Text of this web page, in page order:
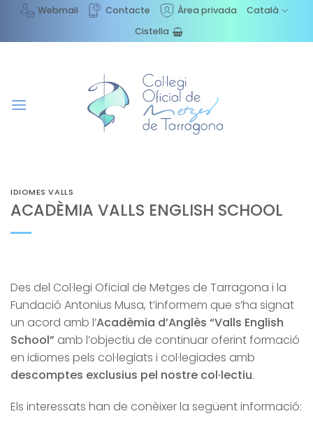
content
Webmail Contacte Àrea privada
Català
Cistella
IDIOMES VALLS
ACADÈMIA VALLS ENGLISH SCHOOL
Des del Col·legi Oficial de Metges de Tarragona i la
Fundació Antonius Musa, t’informem que s’ha signat
un acord amb l’Acadèmia d’Anglès “Valls English
School” amb l’objectiu de continuar oferint formació
en idiomes pels col·legiats i col·legiades amb
descomptes exclusius pel nostre col·lectiu.
Els interessats han de conèixer la següent informació: